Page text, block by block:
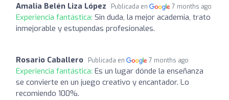
Amalia Belén Liza López Publicada en 7 months ago
Experiencia fantástica: Sin duda, la mejor academia, trato
inmejorable y estupendas profesionales.
Rosario Caballero Publicada en 7 months ago
Experiencia fantástica: Es un lugar dónde la enseñanza
se convierte en un juego creativo y encantador. Lo
recomiendo 100%.